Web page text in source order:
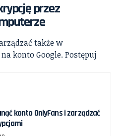
przez
także w
konto Google. Postępuj
konto OnlyFans i zarządzać